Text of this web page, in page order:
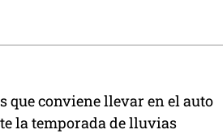
que conviene llevar en el auto
la temporada de lluvias